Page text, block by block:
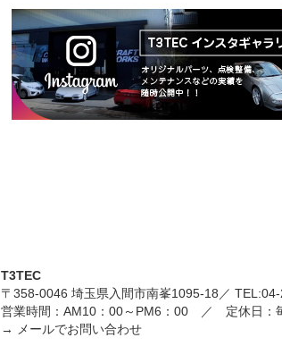
T3TEC
〒358-0046 埼玉県入間市南峯1095-18／ TEL:
営業時間：AM10：00～PM6：00 ／ 定休日：
→
メールでお問い合わせ